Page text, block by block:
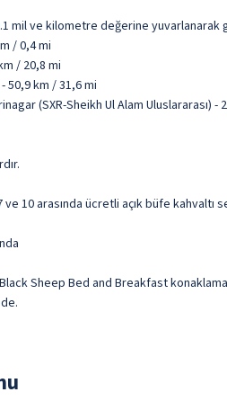
mil ve kilometre değerine
/ 0,4 mi
/ 20,8 mi
50,9 km / 31,6 mi
(SXR-Sheikh Ul Alam Uluslararası) -
10 arasında ücretli açık büfe kahvaltı
Sheep Bed and Breakfast